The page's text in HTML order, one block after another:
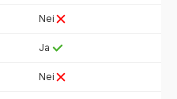
Nei
Ja
Nei